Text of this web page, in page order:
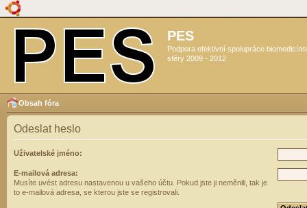
PES
Podpora efektivní spolupráce
sféry 2009 - 2012
Obsah fóra
Odeslat heslo
Uživatelské jméno:
E-mailová adresa:
Musíte uvést adresu nastavenou u vašeho účtu. Pokud jste ji neměnili, tak je
to e-mailová adresa, se kterou jste se registrovali.